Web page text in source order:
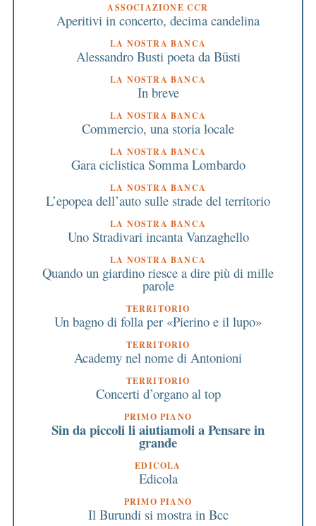
ASSOCIAZIONE CCR
Aperitivi in concerto, decima candelina
LA NOSTRA BANCA
Alessandro Busti poeta da Büsti
LA NOSTRA BANCA
In breve
LA NOSTRA BANCA
Commercio, una storia locale
LA NOSTRA BANCA
Gara ciclistica Somma Lombardo
LA NOSTRA BANCA
L’epopea dell’auto sulle strade del territorio
LA NOSTRA BANCA
Uno Stradivari incanta Vanzaghello
LA NOSTRA BANCA
Quando un giardino riesce a dire più di mille
parole
TERRITORIO
Un bagno di folla per «Pierino e il lupo»
TERRITORIO
Academy nel nome di Antonioni
TERRITORIO
Concerti d’organo al top
PRIMO PIANO
Sin da piccoli li aiutiamoli a Pensare in
grande
EDICOLA
Edicola
PRIMO PIANO
Il Burundi si mostra in Bcc